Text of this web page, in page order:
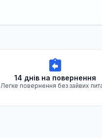
14 днів на повернення
Легке повернення без зайвих